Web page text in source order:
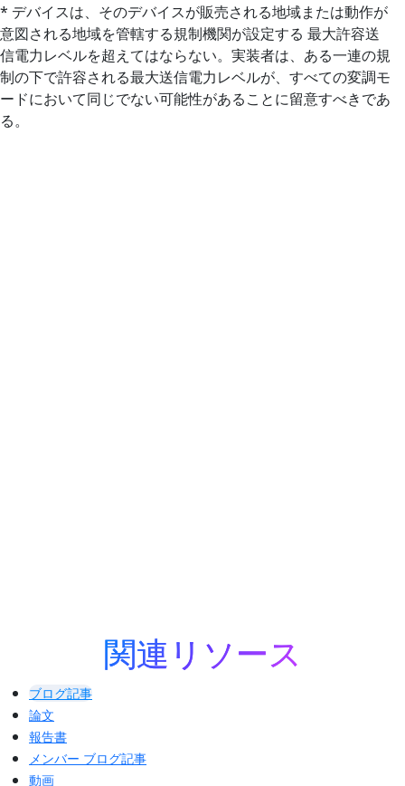
* デバイスは、そのデバイスが販売される地域または動作が
意図される地域を管轄する規制機関が設定する 最大許容送
信電力レベルを超えてはならない。実装者は、ある一連の規
制の下で許容される最大送信電力レベルが、すべての変調モ
ードにおいて同じでない可能性があることに留意すべきであ
る。
関連リソース
ブログ記事
論文
報告書
メンバー ブログ記事
動画